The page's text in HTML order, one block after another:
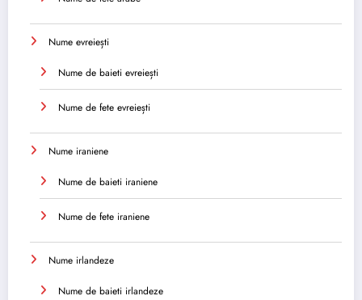
Nume evreiești
Nume de baieti evreiești
Nume de fete evreiești
Nume iraniene
Nume de baieti iraniene
Nume de fete iraniene
Nume irlandeze
Nume de baieti irlandeze